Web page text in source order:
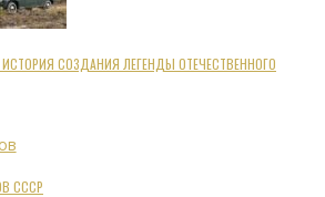
ИСТОРИЯ СОЗДАНИЯ ЛЕГЕНДЫ ОТЕЧЕСТВЕННОГО
СССР